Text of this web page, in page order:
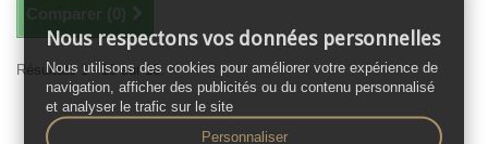
Résultats 1 - 16 sur 16.
Nous respectons vos données personnelles
Nous utilisons des cookies pour améliorer votre expérience de
navigation, afficher des publicités ou du contenu personnalisé
et analyser le trafic sur le site
Personnaliser